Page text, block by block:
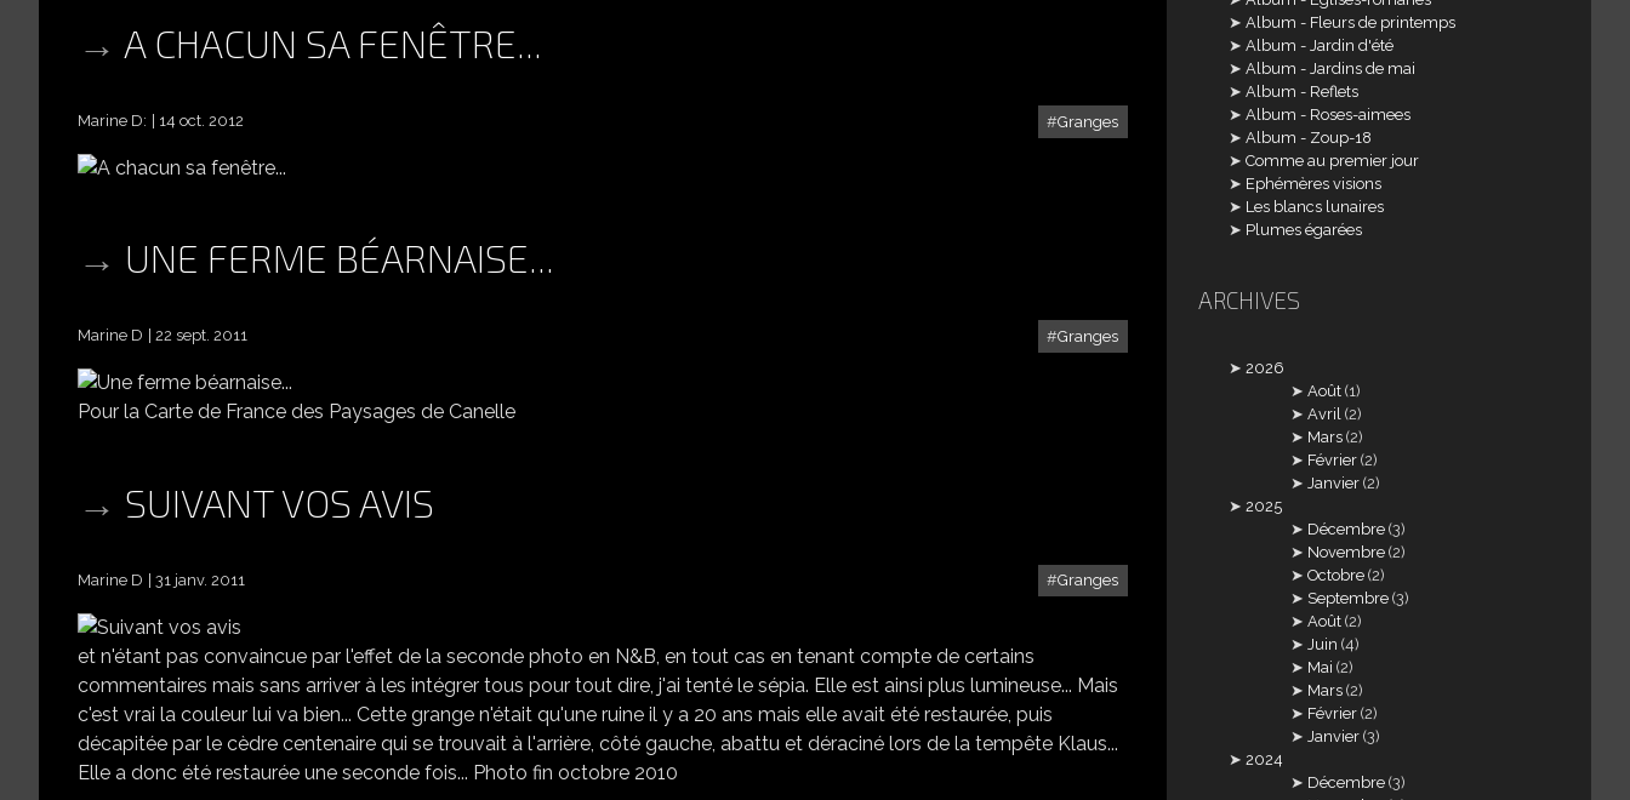
A CHACUN SA FENÊTRE...
Granges
Marine D: 14 oct. 2012 A CHACUN SA FENÊTRE...
UNE FERME BÉARNAISE...
Granges
Marine D 22 sept. 2011 UNE FERME BÉARNAISE...
Pour la Carte de France des Paysages de Canelle
SUIVANT VOS AVIS
Granges
Marine D 31 janv. 2011 SUIVANT VOS AVIS
et n'étant pas convaincue par l'effet de la seconde photo en N&B, en tout cas en tenant compte de certains
commentaires mais sans arriver à les intégrer tous pour tout dire, j'ai tenté le sépia. Elle est ainsi plus lumineuse... Mais
c'est vrai la couleur lui va bien... Cette grange n'était qu'une ruine il y a 20 ans mais elle avait été restaurée, puis
décapitée par le cèdre centenaire qui se trouvait à l'arrière, côté gauche, abattu et déraciné lors de la tempête Klaus...
Elle a donc été restaurée une seconde fois... Photo fin octobre 2010
Album - Fleurs de printemps
Album - Jardin d'été
Album - Jardins de mai
Album - Reflets
Album - Roses-aimees
Album - Zoup-18
Comme au premier jour
Ephémères visions
Les blancs lunaires
Plumes égarées
ARCHIVES
2026
Août (1)
Avril (2)
Mars (2)
Février (2)
Janvier (2)
2025
Décembre (3)
Novembre (2)
Octobre (2)
Septembre (3)
Août (2)
Juin (4)
Mai (2)
Mars (2)
Février (2)
Janvier (3)
2024
Décembre (3)